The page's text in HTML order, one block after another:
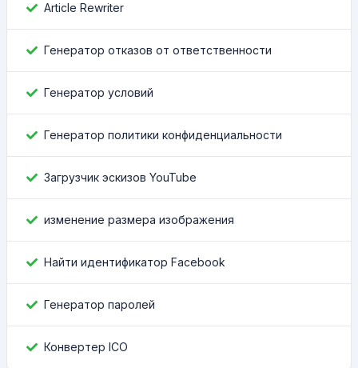
Article Rewriter
Генератор отказов от ответственности
Генератор условий
Генератор политики конфиденциальности
Загрузчик эскизов YouTube
изменение размера изображения
Найти идентификатор Facebook
Генератор паролей
Конвертер ICO